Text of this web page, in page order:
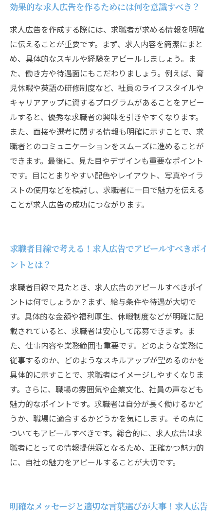
効果的な求人広告を作るためには何を意識すべき？
求人広告を作成する際には、求職者が求める情報を明確
に伝えることが重要です。まず、求人内容を簡潔にまと
め、具体的なスキルや経験をアピールしましょう。ま
た、働き方や待遇面にもこだわりましょう。例えば、育
児休暇や英語の研修制度など、社員のライフスタイルや
キャリアアップに資するプログラムがあることをアピー
ルすると、優秀な求職者の興味を引きやすくなります。
また、面接や選考に関する情報も明確に示すことで、求
職者とのコミュニケーションをスムーズに進めることが
できます。最後に、見た目やデザインも重要なポイント
です。目にとまりやすい配色やレイアウト、写真やイラ
ストの使用などを検討し、求職者に一目で魅力を伝える
ことが求人広告の成功につながります。
求職者目線で考える！求人広告でアピールすべきポイ
ントとは？
求職者目線で見たとき、求人広告のアピールすべきポイ
ントは何でしょうか？まず、給与条件や待遇が大切で
す。具体的な金額や福利厚生、休暇制度などが明確に記
載されていると、求職者は安心して応募できます。ま
た、仕事内容や業務範囲も重要です。どのような業務に
従事するのか、どのようなスキルアップが望めるのかを
具体的に示すことで、求職者はイメージしやすくなりま
す。さらに、職場の雰囲気や企業文化、社員の声なども
魅力的なポイントです。求職者は自分が長く働けるかど
うか、職場に適合するかどうかを気にします。その点に
ついてもアピールすべきです。総合的に、求人広告は求
職者にとっての情報提供源となるため、正確かつ魅力的
に、自社の魅力をアピールすることが大切です。
明確なメッセージと適切な言葉選びが大事！求人広告